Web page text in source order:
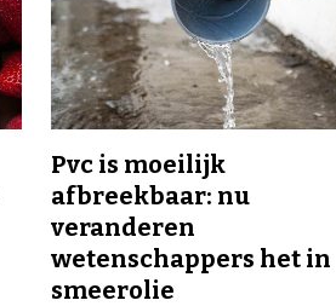
Pvc is moeilijk
afbreekbaar: nu
veranderen
wetenschappers het in
smeerolie